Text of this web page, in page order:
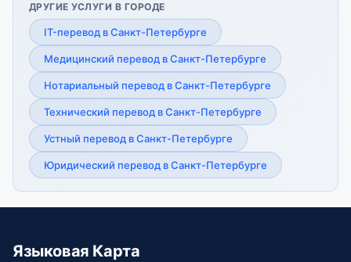
ДРУГИЕ УСЛУГИ В ГОРОДЕ
IT-перевод в Санкт-Петербурге
Медицинский перевод в Санкт-Петербурге
Нотариальный перевод в Санкт-Петербурге
Технический перевод в Санкт-Петербурге
Устный перевод в Санкт-Петербурге
Юридический перевод в Санкт-Петербурге
Языковая Карта